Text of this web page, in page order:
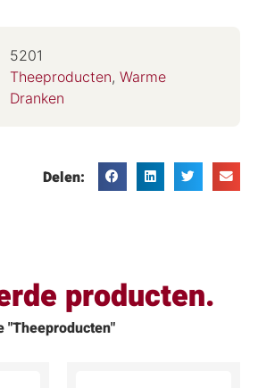
5201
Theeproducten, Warme
Dranken
Delen:
producten.
"Theeproducten"